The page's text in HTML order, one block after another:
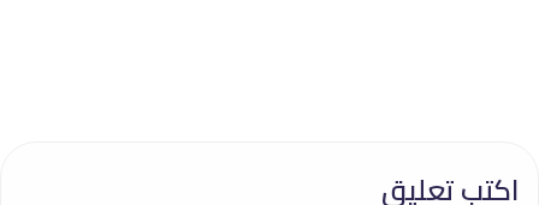
اكتب تعليق